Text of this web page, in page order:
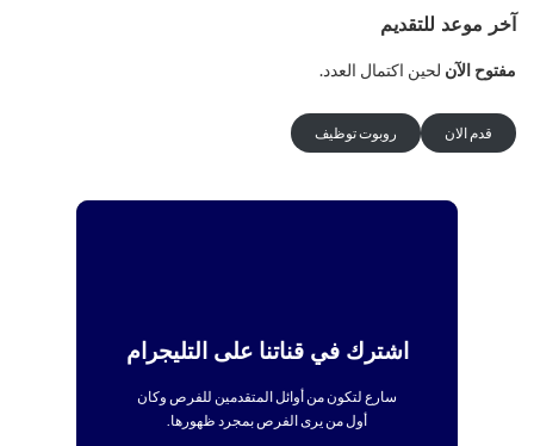
آخر موعد للتقديم
مفتوح الآن لحين اكتمال العدد.
قدم الان روبوت توظيف
اشترك في قناتنا على التليجرام
سارع لتكون من أوائل المتقدمين للفرص وكان
أول من يرى الفرص بمجرد ظهورها.